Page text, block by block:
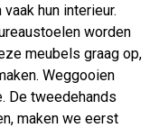
hun interieur.
worden
meubels graag op,
Weggooien
De tweedehands
maken we eerst